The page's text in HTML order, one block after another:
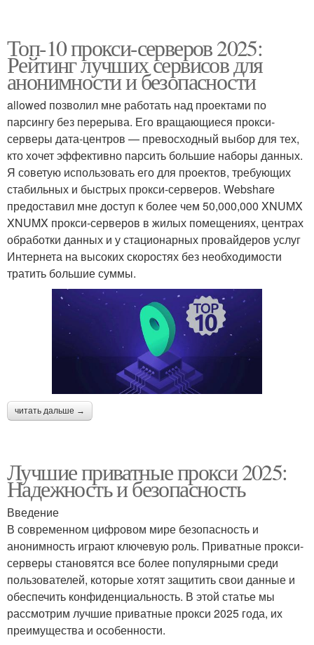
Топ-10 прокси-серверов 2025:
Рейтинг лучших сервисов для
анонимности и безопасности
allowed позволил мне работать над проектами по
парсингу без перерыва. Его вращающиеся прокси-
серверы дата-центров — превосходный выбор для тех,
кто хочет эффективно парсить большие наборы данных.
Я советую использовать его для проектов, требующих
стабильных и быстрых прокси-серверов. Webshare
предоставил мне доступ к более чем 50,000,000 XNUMX
XNUMX прокси-серверов в жилых помещениях, центрах
обработки данных и у стационарных провайдеров услуг
Интернета на высоких скоростях без необходимости
тратить большие суммы.
читать дальше →
Лучшие приватные прокси 2025:
Надежность и безопасность
Введение
В современном цифровом мире безопасность и
анонимность играют ключевую роль. Приватные прокси-
серверы становятся все более популярными среди
пользователей, которые хотят защитить свои данные и
обеспечить конфиденциальность. В этой статье мы
рассмотрим лучшие приватные прокси 2025 года, их
преимущества и особенности.